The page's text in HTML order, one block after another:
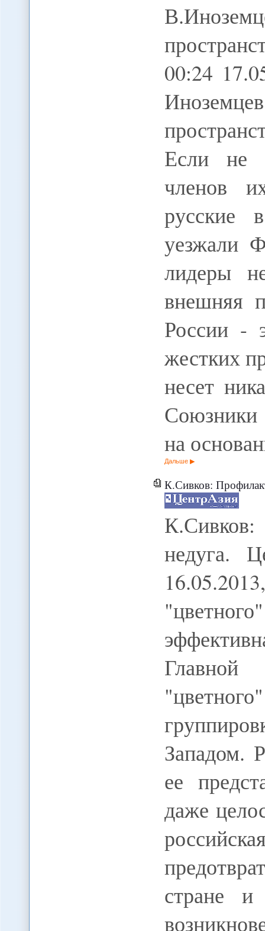
00:24
Если не
членов
русские
уезжали
лидеры
внешняя
России -
жестких
несет
Союзники
на
Дальше
К.Сивков:
недуга.
Западом.
ее
даже
стране и